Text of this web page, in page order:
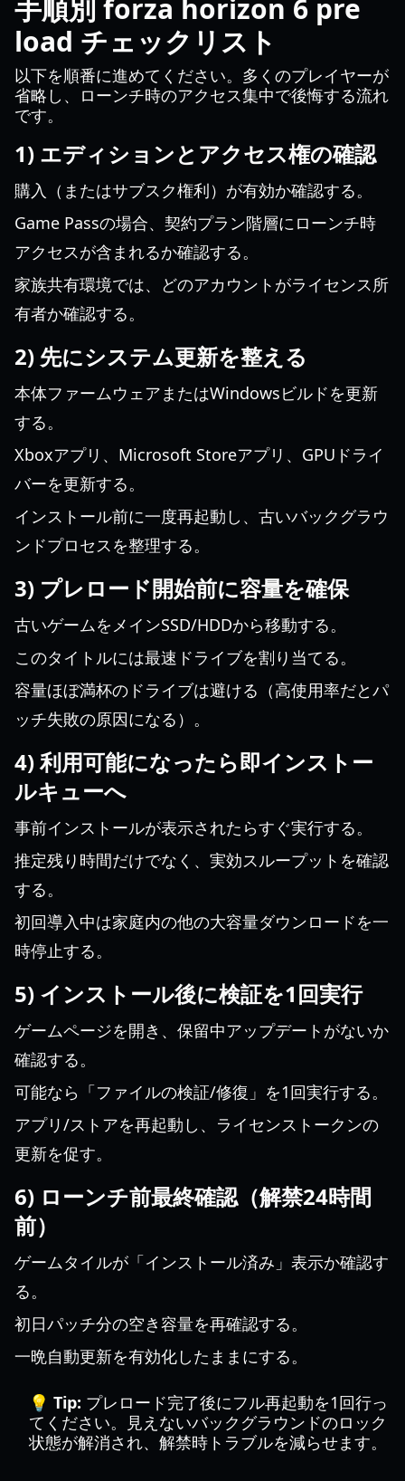
手順別 forza horizon 6 pre
load チェックリスト
以下を順番に進めてください。多くのプレイヤーが
省略し、ローンチ時のアクセス集中で後悔する流れ
です。
1) エディションとアクセス権の確認
購入（またはサブスク権利）が有効か確認する。
Game Passの場合、契約プラン階層にローンチ時
アクセスが含まれるか確認する。
家族共有環境では、どのアカウントがライセンス所
有者か確認する。
2) 先にシステム更新を整える
本体ファームウェアまたはWindowsビルドを更新
する。
Xboxアプリ、Microsoft Storeアプリ、GPUドライ
バーを更新する。
インストール前に一度再起動し、古いバックグラウ
ンドプロセスを整理する。
3) プレロード開始前に容量を確保
古いゲームをメインSSD/HDDから移動する。
このタイトルには最速ドライブを割り当てる。
容量ほぼ満杯のドライブは避ける（高使用率だとパ
ッチ失敗の原因になる）。
4) 利用可能になったら即インストー
ルキューへ
事前インストールが表示されたらすぐ実行する。
推定残り時間だけでなく、実効スループットを確認
する。
初回導入中は家庭内の他の大容量ダウンロードを一
時停止する。
5) インストール後に検証を1回実行
ゲームページを開き、保留中アップデートがないか
確認する。
可能なら「ファイルの検証/修復」を1回実行する。
アプリ/ストアを再起動し、ライセンストークンの
更新を促す。
6) ローンチ前最終確認（解禁24時間
前）
ゲームタイルが「インストール済み」表示か確認す
る。
初日パッチ分の空き容量を再確認する。
一晩自動更新を有効化したままにする。
💡 Tip: プレロード完了後にフル再起動を1回行っ
てください。見えないバックグラウンドのロック
状態が解消され、解禁時トラブルを減らせます。